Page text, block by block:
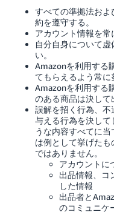
本
語
JP
English
- JP
ン
さ
っ
そ
く
始
め
る
すべての準拠法およ
約を遵守する。
アカウント情報を常
自分自身について
い。
Amazonを利用する
てもらえるよう常に
Amazonを利用する
のある商品は決して
誤解を招く行為、
与える行為を決して
うな内容すべてに
は例として挙げた
ではありません。
アカウントに
出品情報、コ
した情報
出品者と
のコミュニケ